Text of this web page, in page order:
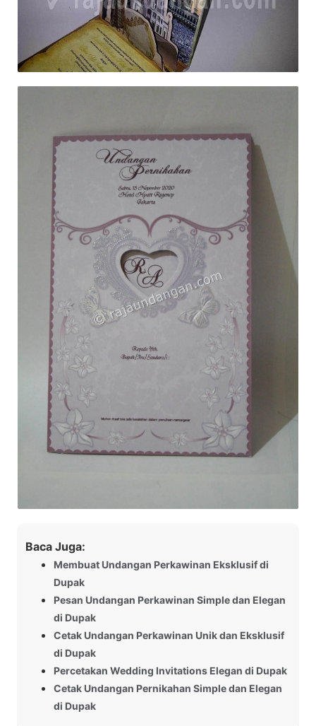
Baca Juga:
Membuat Undangan Perkawinan Eksklusif di
Dupak
Pesan Undangan Perkawinan Simple dan Elegan
di Dupak
Cetak Undangan Perkawinan Unik dan Eksklusif
di Dupak
Percetakan Wedding Invitations Elegan di Dupak
Cetak Undangan Pernikahan Simple dan Elegan
di Dupak